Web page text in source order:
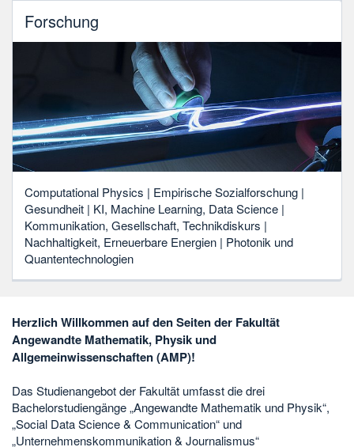
Forschung
Computational Physics | Empirische Sozialforschung |
Gesundheit | KI, Machine Learning, Data Science |
Kommunikation, Gesellschaft, Technikdiskurs |
Nachhaltigkeit, Erneuerbare Energien | Photonik und
Quantentechnologien
Herzlich Willkommen auf den Seiten der Fakultät
Angewandte Mathematik, Physik und
Allgemeinwissenschaften (AMP)!
Das Studienangebot der Fakultät umfasst die drei
Bachelorstudiengänge „Angewandte Mathematik und Physik“,
„Social Data Science & Communication“ und
„Unternehmenskommunikation & Journalismus“